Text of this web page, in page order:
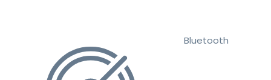
Bluetooth